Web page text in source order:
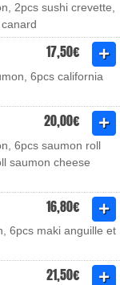
2pcs sushi crevette,
17,50€
6pcs california
20,00€
6pcs saumon roll
saumon cheese
16,80€
6pcs maki anguille et
21,50€